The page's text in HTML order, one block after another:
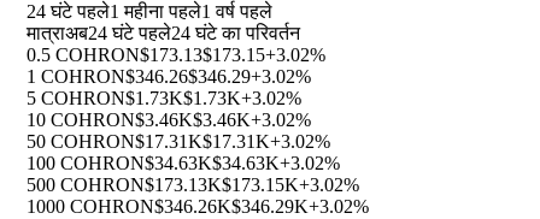
24 घंटे पहले1 महीना पहले1 वर्ष पहले
मात्राअब24 घंटे पहले24 घंटे का परिवर्तन
0.5 COHRON$173.13$173.15+3.02%
1 COHRON$346.26$346.29+3.02%
5 COHRON$1.73K$1.73K+3.02%
10 COHRON$3.46K$3.46K+3.02%
50 COHRON$17.31K$17.31K+3.02%
100 COHRON$34.63K$34.63K+3.02%
500 COHRON$173.13K$173.15K+3.02%
1000 COHRON$346.26K$346.29K+3.02%